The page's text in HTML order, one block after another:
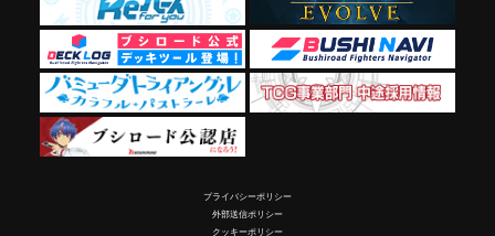
プライバシーポリシー
外部送信ポリシー
クッキーポリシー